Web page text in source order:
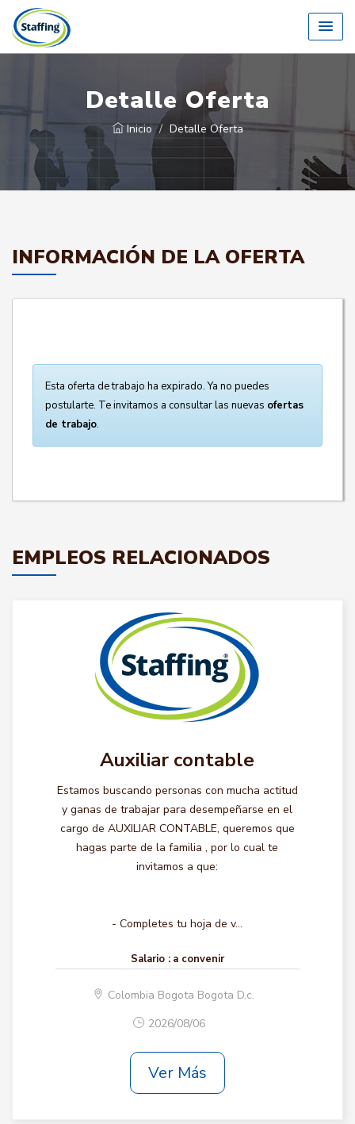
Detalle Oferta
Inicio Detalle Oferta
INFORMACIÓN DE LA OFERTA
Esta oferta de trabajo ha expirado. Ya no puedes
postularte. Te invitamos a consultar las nuevas ofertas
de trabajo.
EMPLEOS RELACIONADOS
Auxiliar contable
Estamos buscando personas con mucha actitud
y ganas de trabajar para desempeñarse en el
cargo de AUXILIAR CONTABLE, queremos que
hagas parte de la familia , por lo cual te
invitamos a que:
- Completes tu hoja de v...
Salario : a convenir
Colombia Bogota Bogota D.c.
2026/08/06
Ver Más